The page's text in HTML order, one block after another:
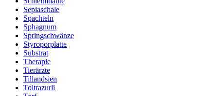
Sepiaschale
Spachteln
Sphagnum
Springschwänze
Styroporplatte
Substrat
Therapie
Tierärzte
Tillandsien
Toltrazuril